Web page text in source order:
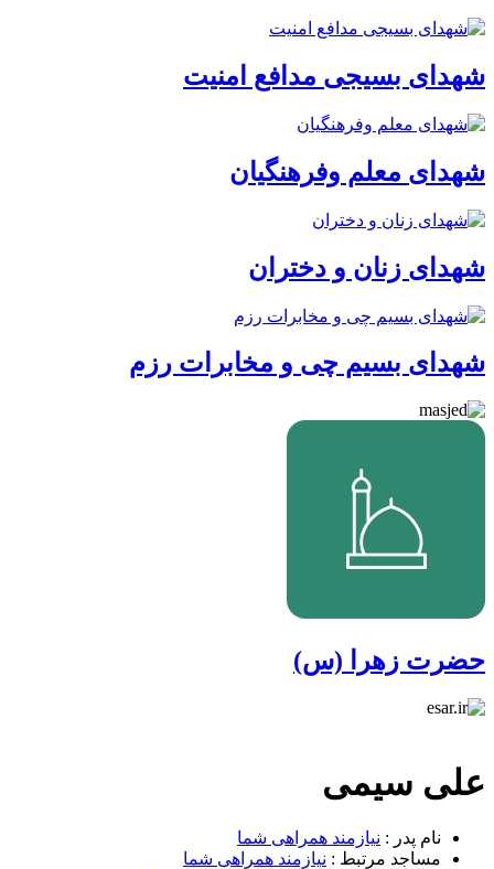
شهدای بسیجی مدافع امنیت
شهدای معلم وفرهنگیان
شهدای زنان و دختران
شهدای بسیم چی و مخابرات رزم
حضرت زهرا (س)
علی سیمی
نام پدر : نیازمند همراهی شما
مساجد مرتبط : نیازمند همراهی شما